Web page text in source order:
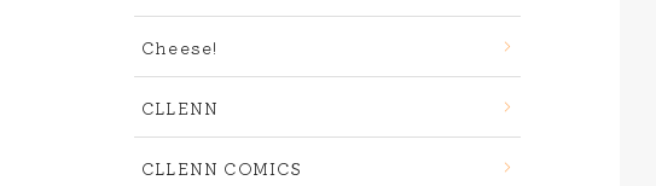
Cheese!
CLLENN
CLLENN COMICS